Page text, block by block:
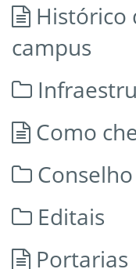
Histórico
campus
Como
Conselho
Editais
Portarias